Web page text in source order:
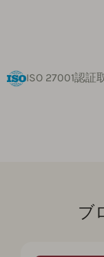
ISO 27001認証
ブ